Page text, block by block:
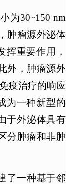
为30~150 nm
肿瘤源外泌体
挥重要作用，
外，肿瘤源外
疫治疗的响应
为一种新型的
于外泌体具有
分肿瘤和非肿
了一种基于邻